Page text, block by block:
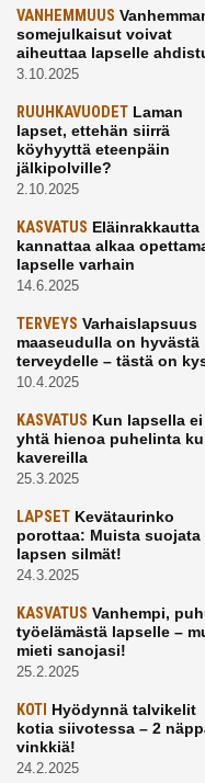
VANHEMMUUS
somejulkaisut voivat
aiheuttaa lapselle
3.10.2025
RUUHKAVUODET Laman
lapset, ettehän siirrä
köyhyyttä eteenpäin
jälkipolville?
2.10.2025
KASVATUS Eläinrakkautta
kannattaa alkaa
lapselle varhain
14.6.2025
TERVEYS Varhaislapsuus
maaseudulla on hyvästä
terveydelle – tästä on
10.4.2025
KASVATUS Kun lapsella
yhtä hienoa puhelinta
kavereilla
25.3.2025
LAPSET Kevätaurinko
porottaa: Muista suojata
lapsen silmät!
24.3.2025
KASVATUS Vanhempi,
työelämästä lapselle –
mieti sanojasi!
25.2.2025
KOTI Hyödynnä talvikelit
kotia siivotessa – 2
vinkkiä!
24.2.2025